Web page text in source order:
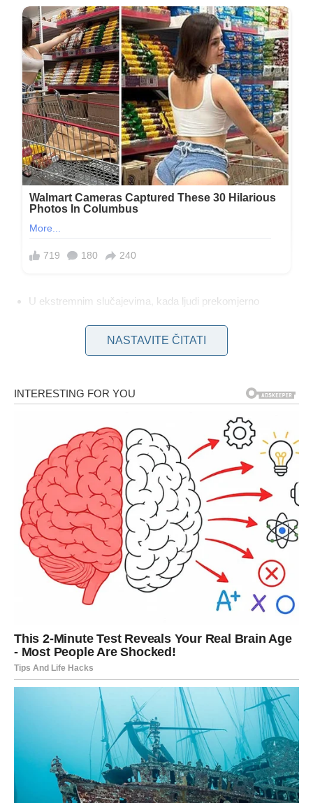
U ekstremnim slučajevima, kada ljudi prekomjerno
poremećaj poznat kaopretjerano gomilanje
klasificiran kao oblikopsesivno-kompulzivnog
profesionalnu pomoć i liječenje psihologa ili psihoterapeuta.
S druge strane, čist životni prostor, bilo da se radi o kuhinji,
kupaonici ili cijelom stanu, može imati pozitivan utjecaj na
emocionalnu dobrobit. Održavanje reda poboljšava kvalitetu
života, pomaže u smanjenju stresa i povećava osjećaj ugode i
funkcionalnosti u prostoru.
Češnjak: Prirodni lijek kroz povijest
Češnjak (Allium sativum) nije samo nezamjenjiv u kuhinji, već
ima dugu povijest u tradicionalnoj medicini. Kroz stoljeća,
njegova terapijska svojstva bila su prepoznata i korištena u
se povećava učestalost prehlada i virusnih infekcija.Češnjak
je jedan od najsnažnijih prirodnih antibiotika i pokazao se
učinkovitim u borbi protiv brojnih bolesti.
Češnjak je bogat brojnim hranjivim tvarima, uključujućialicin
vitamine(A, B1, B2, C),minerale(željezo,
kalij, kalcij, fosfor, jod, selen) ibiljna eterična ulja. Ovi spojevi
ne samo da imaju antibakterijska i antivirusna svojstva, već
čine češnjak izuzetno korisnim za jačanjeimunološkog
NASTAVITE ČITATI